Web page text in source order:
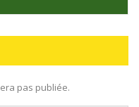
pas publiée.